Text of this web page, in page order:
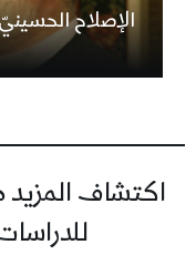
الإصلاح
اكتشاف